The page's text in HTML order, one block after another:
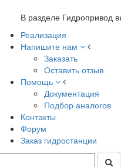
В разделе Гидропривод
Реализация
Напишите нам
Заказать
Оставить отзыв
Помощь
Документация
Подбор аналогов
Контакты
Форум
Заказ гидростанции